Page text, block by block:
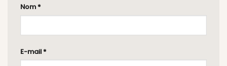
Nom *
E-mail *